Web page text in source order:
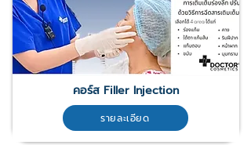
คอร์ส Filler Injection
รายละเอียด